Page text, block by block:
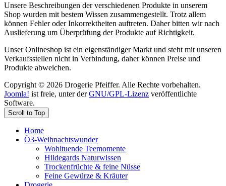
Unsere Beschreibungen der verschiedenen Produkte in unserem
Shop wurden mit bestem Wissen zusammengestellt. Trotz allem
können Fehler oder Inkorrektheiten auftreten. Daher bitten wir nach
Auslieferung um Überprüfung der Produkte auf Richtigkeit.
Unser Onlineshop ist ein eigenständiger Markt und steht mit unseren
Verkaufsstellen nicht in Verbindung, daher können Preise und
Produkte abweichen.
Copyright © 2026 Drogerie Pfeiffer. Alle Rechte vorbehalten.
Joomla! ist freie, unter derGNU/GPL-Lizenz veröffentlichte
Software.
Scroll to Top
Home
Ö3-Weihnachtswunder
Wohltuende Teemomente
Hildegards Naturwissen
Trockenfrüchte & feine Nüsse
Feine Gewürze & Kräuter